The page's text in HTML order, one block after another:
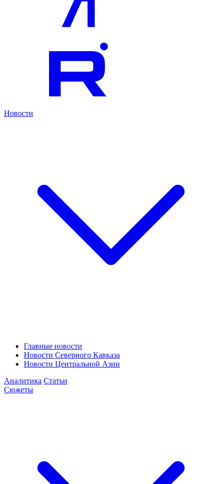
Новости
Главные новости
Новости Северного Кавказа
Новости Центральной Азии
Аналитика Статьи
Сюжеты